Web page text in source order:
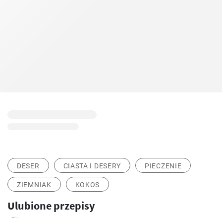
DESER CIASTA I DESERY PIECZENIE
ZIEMNIAK KOKOS
Ulubione przepisy